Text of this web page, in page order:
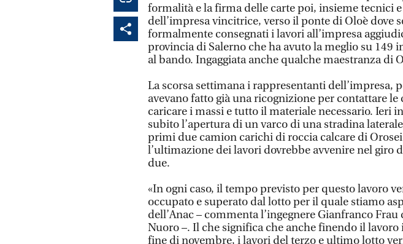
formalità e la firma delle carte poi, insieme tecnici
dell’impresa vincitrice, verso il ponte di Oloè dove
formalmente consegnati i lavori all’impresa
provincia di Salerno che ha avuto la meglio su 149
al bando. Ingaggiata anche qualche maestranza di
La scorsa settimana i rappresentanti dell’impresa,
avevano fatto già una ricognizione per contattare le
caricare i massi e tutto il materiale necessario. Ieri
subito l’apertura di un varco di una stradina
primi due camion carichi di roccia calcare di
l’ultimazione dei lavori dovrebbe avvenire nel giro
due.
«In ogni caso, il tempo previsto per questo lavoro
occupato e superato dal lotto per il quale stiamo
dell’Anac – commenta l’ingegnere Gianfranco
Nuoro –. Il che significa che anche finendo il
fine di novembre, i lavori del terzo e ultimo lotto